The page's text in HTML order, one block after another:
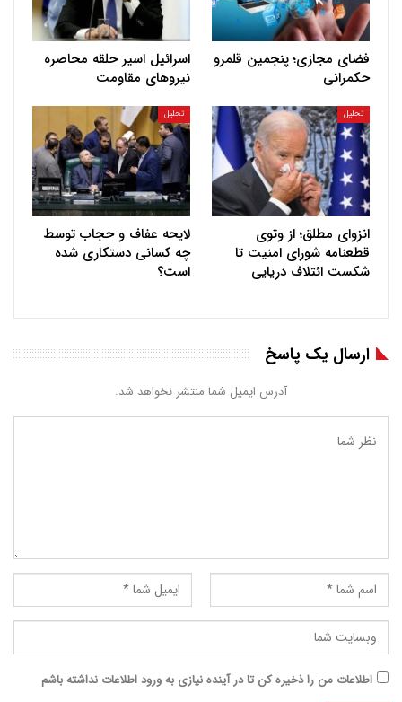
فضای مجازی؛ پنجمین قلمرو
حکمرانی
اسرائیل اسیر حلقه محاصره
نیروهای مقاومت
تحلیل
انزوای مطلق؛ از وتوی
قطعنامه شورای امنیت تا
شکست ائتلاف دریایی
تحلیل
لایحه عفاف و حجاب توسط
چه کسانی دستکاری شده
است؟
ارسال یک پاسخ
آدرس ایمیل شما منتشر نخواهد شد.
اطلاعات من را ذخیره کن تا در آینده نیازی به ورود اطلاعات نداشته باشم